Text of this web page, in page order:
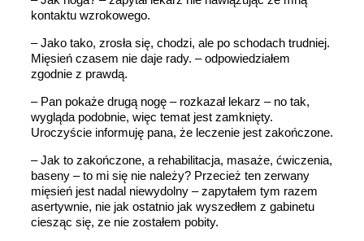
kontaktu wzrokowego.
– Jako tako, zrosła się, chodzi, ale po schodach trudniej.
Mięsień czasem nie daje rady. – odpowiedziałem
zgodnie z prawdą.
– Pan pokaże drugą nogę – rozkazał lekarz – no tak,
wygląda podobnie, więc temat jest zamknięty.
Uroczyście informuję pana, że leczenie jest zakończone.
– Jak to zakończone, a rehabilitacja, masaże, ćwiczenia,
baseny – to mi się nie należy? Przecież ten zerwany
mięsień jest nadal niewydolny – zapytałem tym razem
asertywnie, nie jak ostatnio jak wyszedłem z gabinetu
ciesząc się, ze nie zostałem pobity.